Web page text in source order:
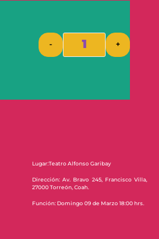
- +
Lugar:Teatro Alfonso Garibay
Dirección: Av. Bravo 245, Francisco Villa,
27000 Torreón, Coah.
Función: Domingo 09 de Marzo 18:00 hrs.